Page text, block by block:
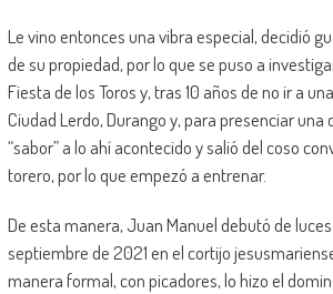
Le vino entonces una vibra especial, decidió
de su propiedad, por lo que se puso a
Fiesta de los Toros y, tras 10 años de no ir a
Ciudad Lerdo, Durango y, para presenciar una
“sabor” a lo ahí acontecido y salió del coso
torero, por lo que empezó a entrenar.
De esta manera, Juan Manuel debutó de
septiembre de 2021 en el cortijo
manera formal, con picadores, lo hizo el